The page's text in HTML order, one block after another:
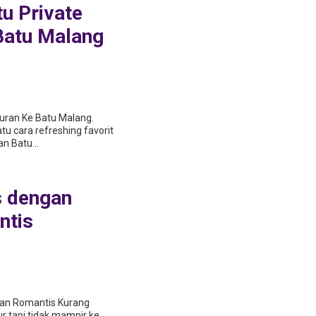
Private
Malang
Ke Batu Malang.
саrа rеfrеѕhіng fаvоrіt
Bаtu...
dengan
Romantis Kurаng